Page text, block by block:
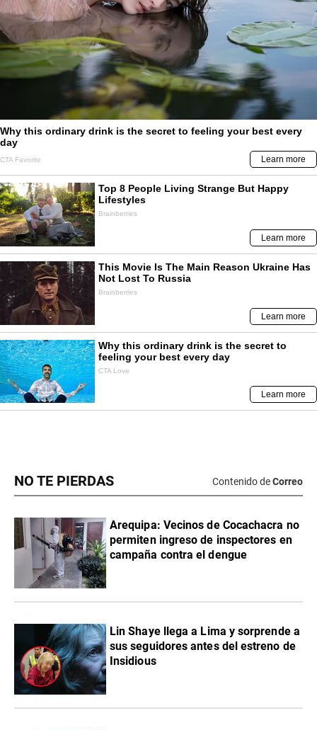
NO TE PIERDAS Contenido deCorreo
Arequipa: Vecinos de Cocachacra no
permiten ingreso de inspectores en
campaña contra el dengue
Lin Shaye llega a Lima y sorprende a
sus seguidores antes del estreno de
Insidious